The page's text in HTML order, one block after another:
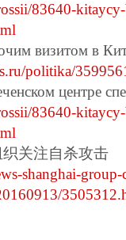
83640-
визитом в
politika/
центре
83640-
关注自杀攻击
shanghai-group-